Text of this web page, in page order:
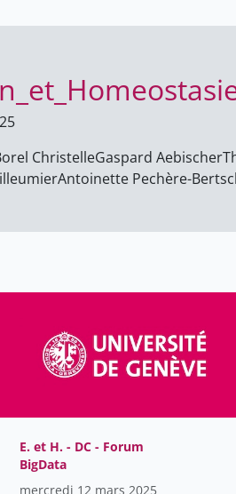
ChristelleGaspard Aebischer
Antoinette Pechère-
E. et H. - DC - Forum
BigData
mercredi 12 mars 2025